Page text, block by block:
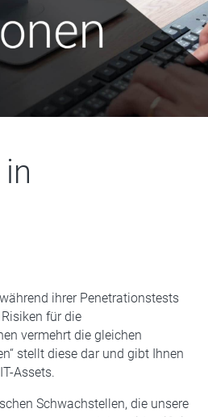
ihrer Penetrationstests
für die
vermehrt die gleichen
stellt diese dar und gibt Ihnen
Assets.
Schwachstellen, die unsere